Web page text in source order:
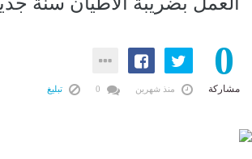
0
مشاركة منذ شهرين تبليغ